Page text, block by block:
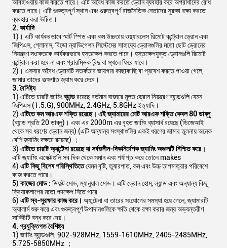
আবহাওয়ায় কাজ করতে পারে। এটি অবৈধ কাজ করতে ড্রোন ব্যবহার করে অপরাধীদের রোধ
করতে পারে। এটি গুরুত্বপূর্ণ স্থান এবং গুরুত্বপূর্ণ রাজনৈতিক নেতাদের সুরক্ষা রক্ষা করতে
ব্যবহার করা উচিত।
2. কার্যাদি
1)। এটি কার্যকরভাবে স্মার্ট স্পিড এবং কম উচ্চতায় ওয়্যারলেস রিমোট কন্ট্রোল ড্রোন এবং
জিপিএস, গ্লোনাস, বিডো ন্যাভিগেশন সিস্টেমের সাহায্যে ড্রোনগুলির মতো ছোট ড্রোনের
নিয়ন্ত্রণ সংকেতকে কার্যকরভাবে হস্তক্ষেপ করতে পারে। হস্তক্ষেপযুক্ত ড্রোনগুলি রিমোট
কন্ট্রোল করা হবে না এবং প্রারম্ভিক বিন্দু বা স্থলে ফিরে যাবে।
2)। একবার অবৈধ ড্রোনটি সতর্কতার জায়গার কাছাকাছি বা প্রবেশ করতে পাওয়া গেলে,
জামার তাদের তত্ক্ষণাত জ্যাম করে দেবে।
3. বৈশিষ্ট্য
1) এটিতে চারটি জামিংব্যান্ডরয়েছে বর্তমান বাজারে মূলত ড্রোন নিয়ন্ত্রণ ব্যান্ডগুলি যেমন
জিপিএস (1.5.G), 900MHz, 2.4GHz, 5.8GHz ইত্যাদি।
2) এটিতে কম আরএফ শক্তি রয়েছে। এই জ্যামারের মোট আরএফ শক্তি কেবল 80 ডাব্লু
(ব্যান্ড প্রতি 20 ডাব্লু)। এবং এর 2000m এর বৃহত জামিং ব্যাসার্ধ রয়েছে (ডিজেআই
থেকে সব ধরণের ড্রোন জন্য) (এটি অন্যান্য সংস্থাগুলির একই ধরণের জামার তুলনায় অনেক
বেশি জ্যামিং দক্ষতা রয়েছে) ；
3) এটিতে চারটি অ্যান্টেনা রয়েছে যা সর্বজনীন-দিকনির্দেশক জ্যামিং অঞ্চলটি নিশ্চিত করে।
এটি জ্যামিং এফেক্টগুলি সব দিক থেকে সমান এবং পর্যাপ্ত করে তোলে makes
4) এটি কিছু বিশেষ পরিস্থিতিতেযেমন বৃষ্টি, তুষারপাত, কম এবং উচ্চ তাপমাত্রার পরিবেশে
কাজ করতে পারে।
5) কাজের মোড: ডিফল্ট মোড, ম্যানুয়াল মোড। এটি ড্রোন হোম, ল্যান্ড এবং অন্যান্য কিছু
ক্রিয়াকলাপের মতো পদক্ষেপ নিতে পারে
6) এটি স্ব-সুরক্ষার কাজ করে। অ্যান্টেনা বা তারের সংযোগের সমস্যা হয়ে গেলে, জ্যামারটি
অ্যালার্ম শুরু করে এবং গুরুত্বপূর্ণ উপাদানগুলিকে ক্ষতি থেকে রক্ষা করার জন্য অভ্যন্তরীণ
সার্কিটটি বন্ধ করে দেয়।
4. প্রযুক্তিগত বৈশিষ্ট্য
1) জামিং ব্যান্ডগুলি: 902-928MHz, 1559-1610MHz, 2405-2485MHz,
5.725-5850MHz ；